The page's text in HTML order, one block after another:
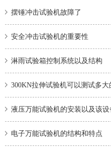
摆锤冲击试验机故障了
安全冲击试验机的重要性
淋雨试验箱控制系统以及结构
300KN拉伸试验机可以测试多大
液压万能试验机的安装以及该
电子万能试验机的结构和特点